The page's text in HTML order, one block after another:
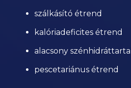
szálkásító étrend
kalóriadeficites étrend
alacsony
pescetariánus étrend